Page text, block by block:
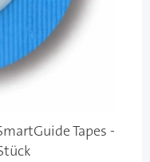
Tapes -